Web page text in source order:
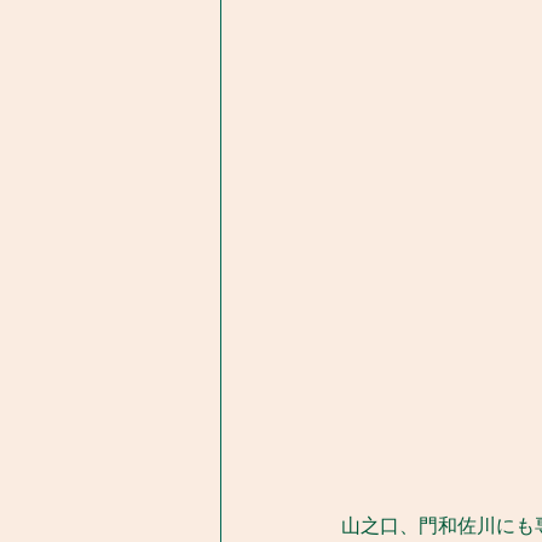
山之口、門和佐川にも